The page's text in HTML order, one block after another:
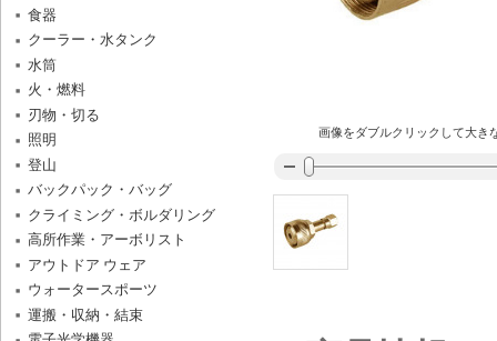
画像をダブルクリックして大き
食器
クーラー・水タンク
水筒
火・燃料
刃物・切る
照明
登山
バックパック・バッグ
クライミング・ボルダリング
高所作業・アーボリスト
アウトドア ウェア
ウォータースポーツ
運搬・収納・結束